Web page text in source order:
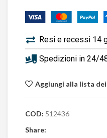
Resi e recessi 14
Spedizioni in 24/
Aggiungi alla lista
COD: 512436
Share: